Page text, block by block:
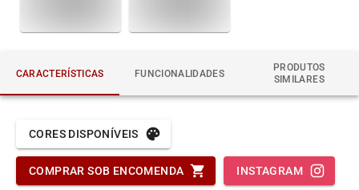
CARACTERÍSTICAS FUNCIONALIDADES
PRODUTOS
SIMILARES
CORES DISPONÍVEIS
COMPRAR SOB ENCOMENDA INSTAGRAM